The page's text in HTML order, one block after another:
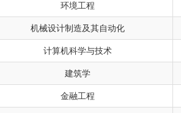
环境工程
机械设计制造及其自动化
计算机科学与技术
建筑学
金融工程